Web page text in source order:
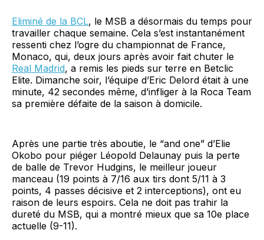
Eliminé de la BCL, le MSB a désormais du temps pour
travailler chaque semaine. Cela s’est instantanément
ressenti chez l’ogre du championnat de France,
Monaco, qui, deux jours après avoir fait chuter le
Real Madrid, a remis les pieds sur terre en Betclic
Elite. Dimanche soir, l’équipe d’Eric Delord était à une
minute, 42 secondes même, d’infliger à la Roca Team
sa première défaite de la saison à domicile.
Après une partie très aboutie, le “and one” d’Elie
Okobo pour piéger Léopold Delaunay puis la perte
de balle de Trevor Hudgins, le meilleur joueur
manceau (19 points à 7/16 aux tirs dont 5/11 à 3
points, 4 passes décisive et 2 interceptions), ont eu
raison de leurs espoirs. Cela ne doit pas trahir la
dureté du MSB, qui a montré mieux que sa 10e place
actuelle (9-11).